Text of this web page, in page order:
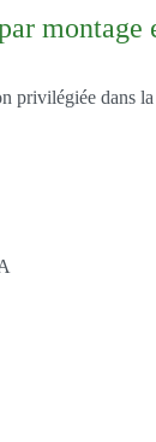
montage
privilégiée dans